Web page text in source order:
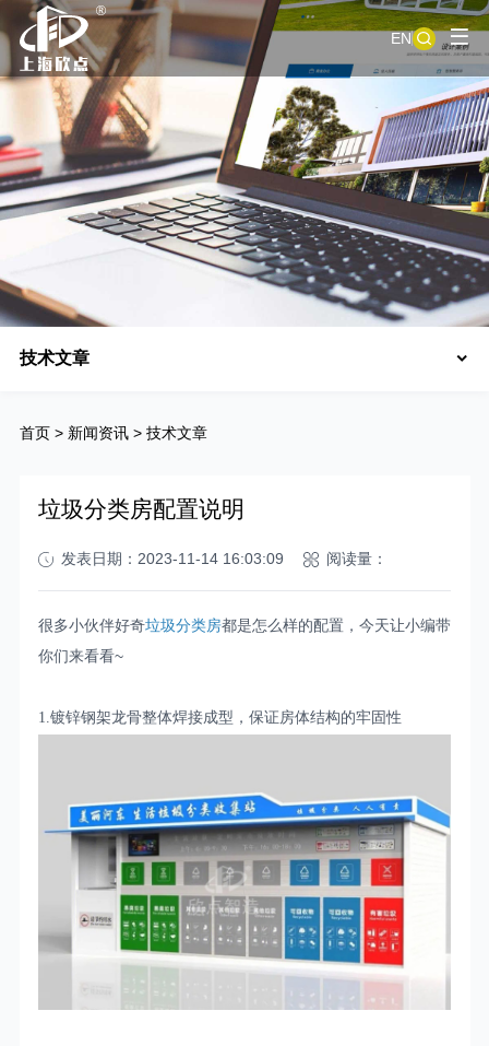
EN
技术文章
首页> 新闻资讯> 技术文章
垃圾分类房配置说明
发表日期：2023-11-14 16:03:09 阅读量：
很多小伙伴好奇垃圾分类房都是怎么样的配置，今天让小编带
你们来看看~
1.镀锌钢架龙骨整体焊接成型，保证房体结构的牢固性